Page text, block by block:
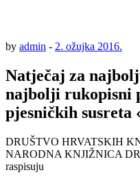
by admin - 2. ožujka 2016.
Natječaj za
najbolji rukopisni
pjesničkih susreta
DRUŠTVO HRVATSKIH
NARODNA KNJIŽNICA
raspisuju